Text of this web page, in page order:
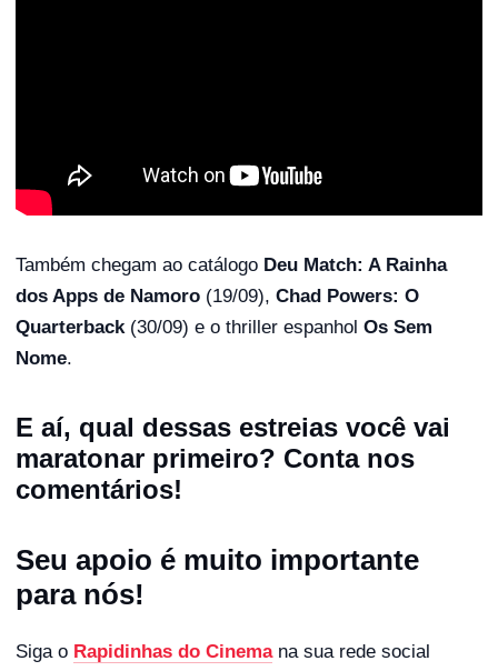
Também chegam ao catálogo Deu Match: A Rainha
dos Apps de Namoro (19/09), Chad Powers: O
Quarterback(30/09) e o thriller espanhol Os Sem
Nome.
E aí, qual dessas estreias você vai
maratonar primeiro? Conta nos
comentários!
Seu apoio é muito importante
para nós!
Siga o Rapidinhas do Cinemana sua rede social